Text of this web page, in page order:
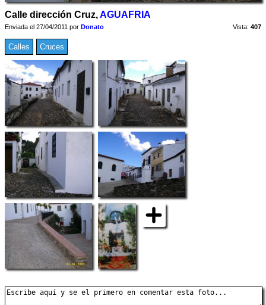
Calle dirección Cruz,AGUAFRIA
Enviada el 27/04/2011 por Donato Vista: 407
Calles Cruces